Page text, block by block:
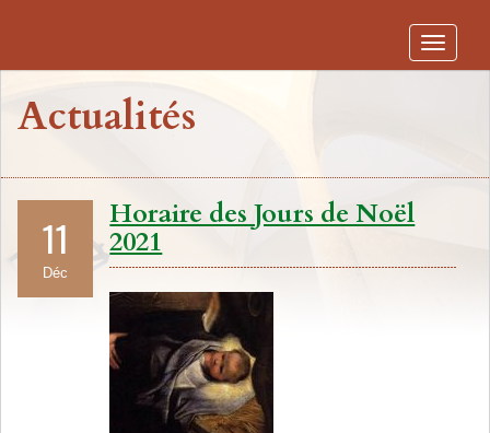
Toggle
Actualités
11
Déc
Horaire des Jours de Noël
2021